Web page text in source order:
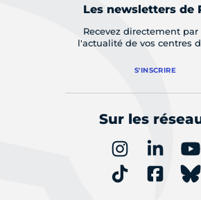
Les newsletters de
Recevez directement
l'actualité de vos centres
S'INSCRIRE
Sur les